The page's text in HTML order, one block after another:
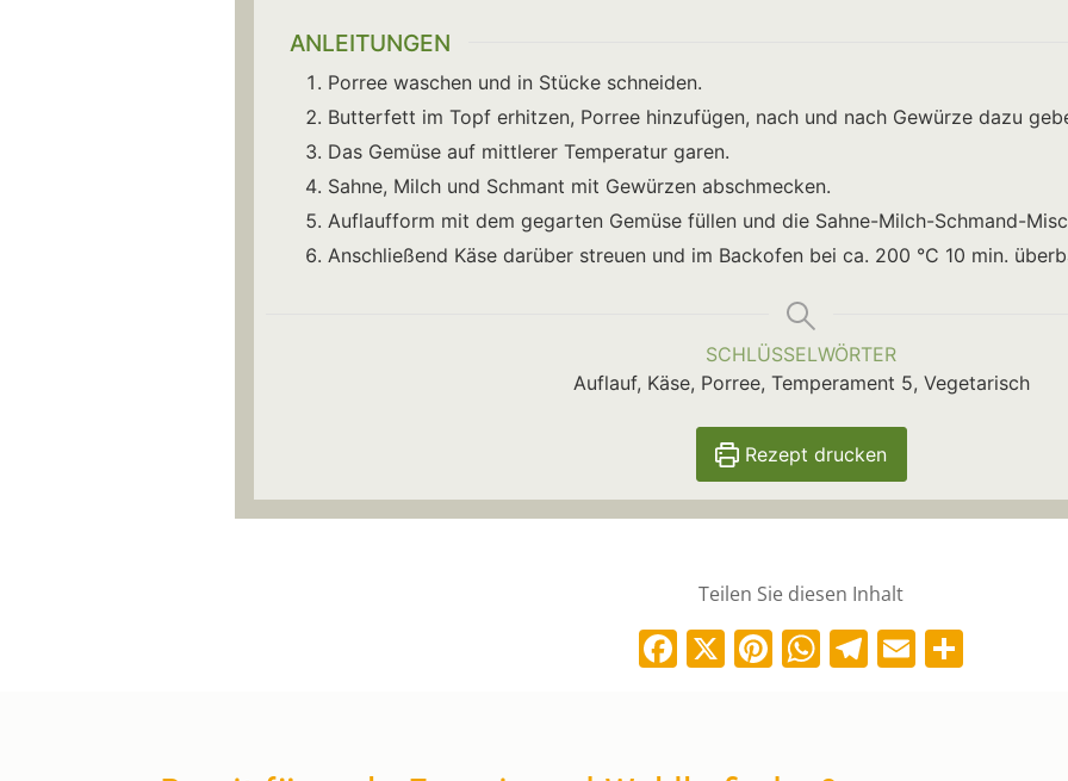
ANLEITUNGEN
Porree waschen und in Stücke schneiden.
Butterfett im Topf erhitzen, Porree hinzufügen, nach und nach Gewürze dazu
Das Gemüse auf mittlerer Temperatur garen.
Sahne, Milch und Schmant mit Gewürzen abschmecken.
Auflaufform mit dem gegarten Gemüse füllen und die Sahne-Milch-Schmand-
Anschließend Käse darüber streuen und im Backofen bei ca. 200 °C 10 min.
SCHLÜSSELWÖRTER
Auflauf, Käse, Porree, Temperament 5, Vegetarisch
Rezept drucken
Teilen Sie diesen Inhalt
Facebook
X Pinterest
WhatsApp
Telegram
Email